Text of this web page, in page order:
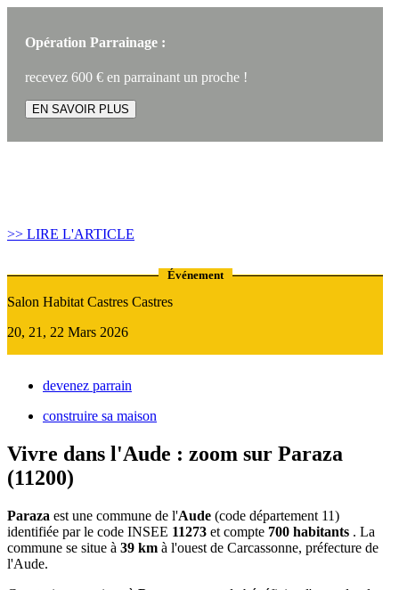
Opération Parrainage :
recevez 600 € en parrainant un proche !
EN SAVOIR PLUS
>> LIRE L'ARTICLE
Événement
Salon Habitat Castres Castres
20, 21, 22 Mars 2026
devenez parrain
construire sa maison
Vivre dans l'Aude : zoom sur Paraza
(11200)
Paraza est une commune de l'Aude (code département 11)
identifiée par le code INSEE 11273 et compte 700 habitants . La
commune se situe à 39 km à l'ouest de Carcassonne, préfecture de
l'Aude.